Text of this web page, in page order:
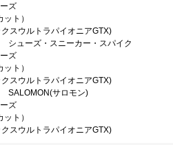
ズ
ト）
スウルトラパイオニアGTX)
シューズ・スニーカー・スパイク
ズ
ト）
スウルトラパイオニアGTX)
SALOMON(サロモン)
ズ
ト）
スウルトラパイオニアGTX)